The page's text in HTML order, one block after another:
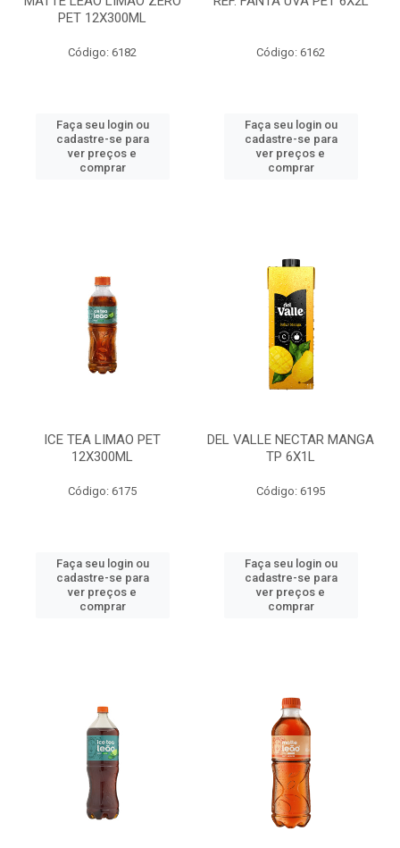
PET 12X300ML
Código: 6182
Faça seu login ou
cadastre-se para
ver preços e
comprar
Código: 6162
Faça seu login ou
cadastre-se para
ver preços e
comprar
ICE TEA LIMAO PET
12X300ML
Código: 6175
Faça seu login ou
cadastre-se para
ver preços e
comprar
DEL VALLE NECTAR MANGA
TP 6X1L
Código: 6195
Faça seu login ou
cadastre-se para
ver preços e
comprar